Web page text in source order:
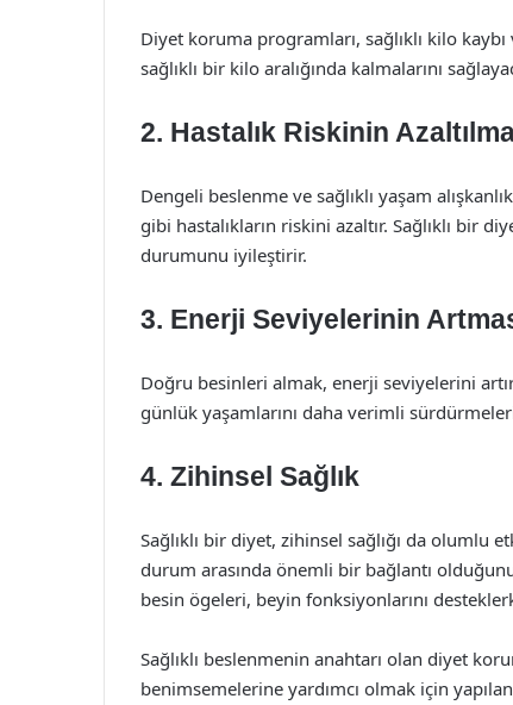
Diyet koruma programları, sağlıklı kilo
sağlıklı bir kilo aralığında kalmalarını
2. Hastalık Riskinin
Dengeli beslenme ve sağlıklı yaşam
gibi hastalıkların riskini azaltır. Sağlıklı bir
durumunu iyileştirir.
3. Enerji Seviyelerinin
Doğru besinleri almak, enerji seviyelerini
günlük yaşamlarını daha verimli
4. Zihinsel Sağlık
Sağlıklı bir diyet, zihinsel sağlığı da olumlu
durum arasında önemli bir bağlantı
besin ögeleri, beyin fonksiyonlarını
Sağlıklı beslenmenin anahtarı olan diyet
benimsemelerine yardımcı olmak için